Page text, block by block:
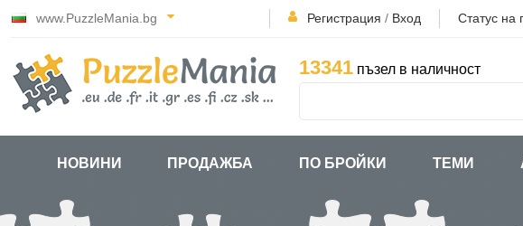
www.PuzzleMania.bg Регистрация / Вход Статус на
13341 пъзел в наличност
НОВИНИ ПРОДАЖБА ПО БРОЙКИ ТЕМИ